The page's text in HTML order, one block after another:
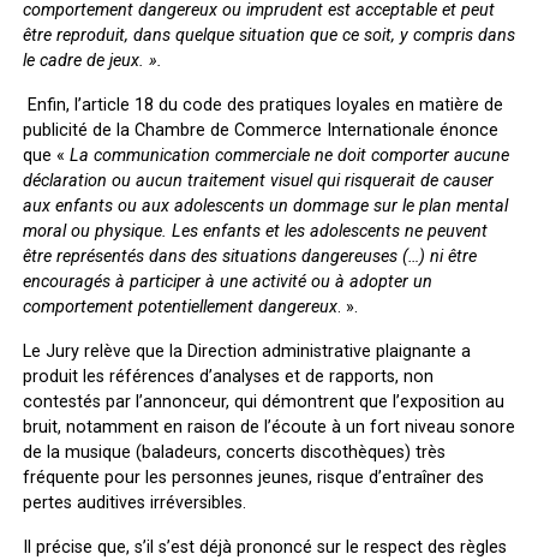
comportement dangereux ou imprudent est acceptable et peut
être reproduit, dans quelque situation que ce soit, y compris dans
le cadre de jeux. ».
Enfin, l’article 18 du code des pratiques loyales en matière de
publicité de la Chambre de Commerce Internationale énonce
que « La communication commerciale ne doit comporter aucune
déclaration ou aucun traitement visuel qui risquerait de causer
aux enfants ou aux adolescents un dommage sur le plan mental
moral ou physique. Les enfants et les adolescents ne peuvent
être représentés dans des situations dangereuses (…) ni être
encouragés à participer à une activité ou à adopter un
comportement potentiellement dangereux. ».
Le Jury relève que la Direction administrative plaignante a
produit les références d’analyses et de rapports, non
contestés par l’annonceur, qui démontrent que l’exposition au
bruit, notamment en raison de l’écoute à un fort niveau sonore
de la musique (baladeurs, concerts discothèques) très
fréquente pour les personnes jeunes, risque d’entraîner des
pertes auditives irréversibles.
Il précise que, s’il s’est déjà prononcé sur le respect des règles